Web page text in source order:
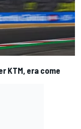
KTM, era come